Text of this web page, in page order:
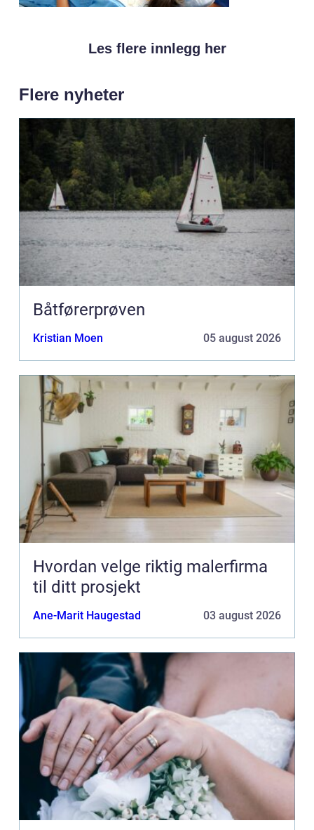
Les flere innlegg her
Flere nyheter
Båtførerprøven
Kristian Moen 05 august 2026
Hvordan velge riktig malerfirma
til ditt prosjekt
Ane-Marit Haugestad 03 august 2026